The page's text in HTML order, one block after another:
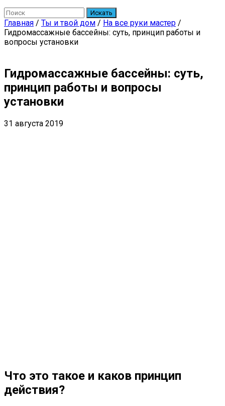
Искать
Главная / Ты и твой дом / На все руки мастер /
Гидромассажные бассейны: суть, принцип работы и
вопросы установки
Гидромассажные бассейны: суть,
принцип работы и вопросы
установки
31 августа 2019
Что это такое и каков принцип
действия?